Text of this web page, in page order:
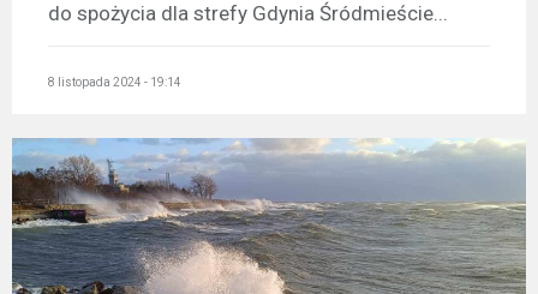
do spożycia dla strefy Gdynia Śródmieście...
8 listopada 2024 - 19:14